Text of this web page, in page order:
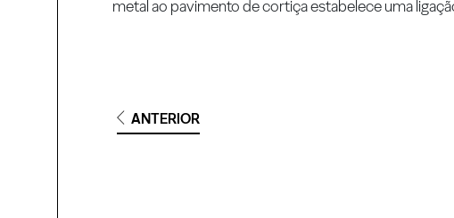
metal ao pavimento de cortiça estabelece uma
ANTERIOR